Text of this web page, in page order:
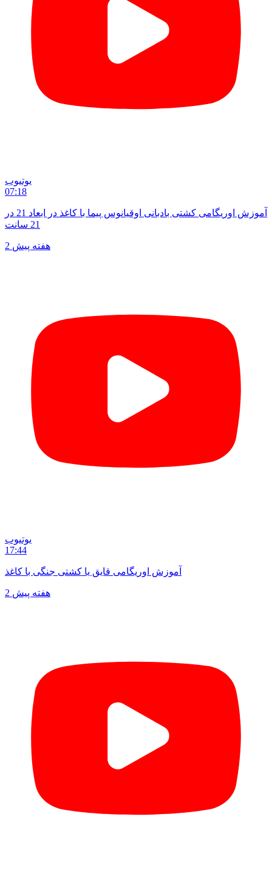
یوتیوب
07:18
آموزش اوریگامی کشتی بادبانی اوقیانوس پیما با کاغذ در ابعاد 21 در
21 سانت
2 هفته پیش
یوتیوب
17:44
آموزش اوریگامی قایق یا کشتی جنگی با کاغذ
2 هفته پیش